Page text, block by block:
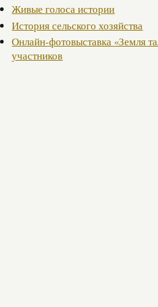
Живые голоса истории
История сельского хозяйства
Онлайн-фотовыставка «Земля
участников